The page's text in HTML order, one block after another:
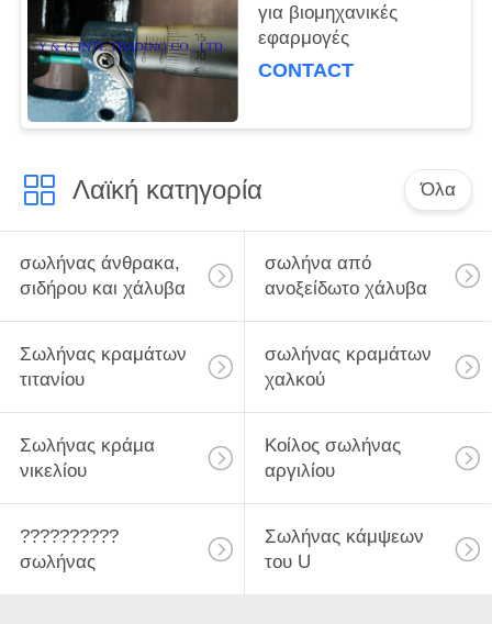
για βιομηχανικές
εφαρμογές
CONTACT
Λαϊκή κατηγορία Όλα
σωλήνας άνθρακα,
σιδήρου και χάλυβα
σωλήνα από
ανοξείδωτο χάλυβα
Σωλήνας κραμάτων
τιτανίου
σωλήνας κραμάτων
χαλκού
Σωλήνας κράμα
νικελίου
Κοίλος σωλήνας
αργιλίου
??????????
σωλήνας
Σωλήνας κάμψεων
του U